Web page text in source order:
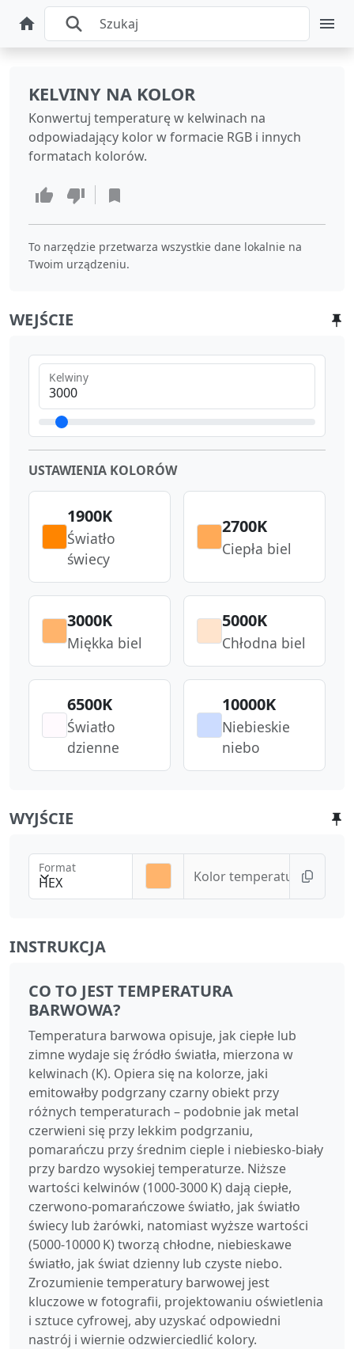
KELVINY NA KOLOR
Konwertuj temperaturę w kelwinach na
odpowiadający kolor w formacie RGB i innych
formatach kolorów.
To narzędzie przetwarza wszystkie dane lokalnie na
Twoim urządzeniu.
WEJŚCIE
Kelwiny
USTAWIENIA KOLORÓW
1900K
Światło
świecy
2700K
Ciepła biel
3000K
Miękka biel
5000K
Chłodna biel
6500K
Światło
dzienne
10000K
Niebieskie
niebo
WYJŚCIE
HEX
Format
Kolor temperatury
INSTRUKCJA
CO TO JEST TEMPERATURA
BARWOWA?
Temperatura barwowa opisuje, jak ciepłe lub
zimne wydaje się źródło światła, mierzona w
kelwinach (K). Opiera się na kolorze, jaki
emitowałby podgrzany czarny obiekt przy
różnych temperaturach – podobnie jak metal
czerwieni się przy lekkim podgrzaniu,
pomarańczu przy średnim cieple i niebiesko-biały
przy bardzo wysokiej temperaturze. Niższe
wartości kelwinów (1000‑3000 K) dają ciepłe,
czerwono‑pomarańczowe światło, jak światło
świecy lub żarówki, natomiast wyższe wartości
(5000‑10000 K) tworzą chłodne, niebieskawe
światło, jak świat dzienny lub czyste niebo.
Zrozumienie temperatury barwowej jest
kluczowe w fotografii, projektowaniu oświetlenia
i sztuce cyfrowej, aby uzyskać odpowiedni
nastrój i wiernie odzwierciedlić kolory.